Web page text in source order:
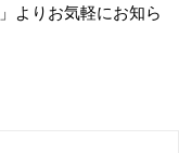
」よりお気軽にお知ら